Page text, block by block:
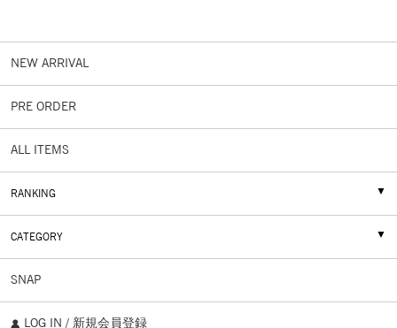
NEW ARRIVAL
PRE ORDER
ALL ITEMS
RANKING
CATEGORY
SNAP
LOG IN / 新規会員登録